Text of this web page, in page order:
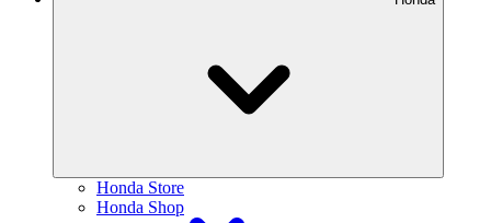
Honda Store
Honda Shop